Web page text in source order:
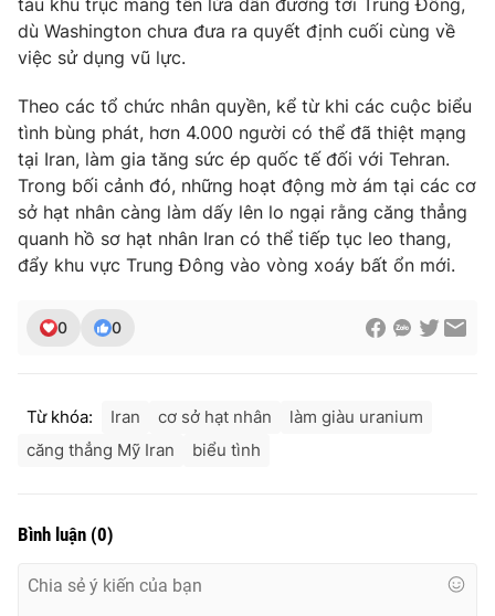
tàu khu trục mang tên lửa dẫn đường tới Trung Đông,
dù Washington chưa đưa ra quyết định cuối cùng về
việc sử dụng vũ lực.
Theo các tổ chức nhân quyền, kể từ khi các cuộc biểu
tình bùng phát, hơn 4.000 người có thể đã thiệt mạng
tại Iran, làm gia tăng sức ép quốc tế đối với Tehran.
Trong bối cảnh đó, những hoạt động mờ ám tại các cơ
sở hạt nhân càng làm dấy lên lo ngại rằng căng thẳng
quanh hồ sơ hạt nhân Iran có thể tiếp tục leo thang,
đẩy khu vực Trung Đông vào vòng xoáy bất ổn mới.
0 0
Từ khóa: Iran cơ sở hạt nhân
làm giàu uranium
căng thẳng Mỹ Iran
biểu tình
Bình luận (0)